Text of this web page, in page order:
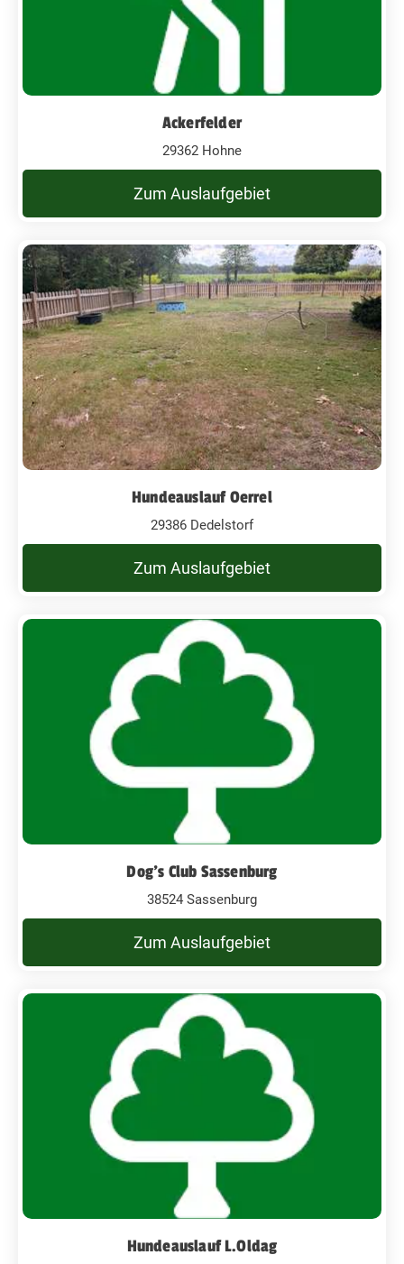
Ackerfelder
29362 Hohne
Zum Auslaufgebiet
Hundeauslauf Oerrel
29386 Dedelstorf
Zum Auslaufgebiet
Dog's Club Sassenburg
38524 Sassenburg
Zum Auslaufgebiet
Hundeauslauf L.Oldag